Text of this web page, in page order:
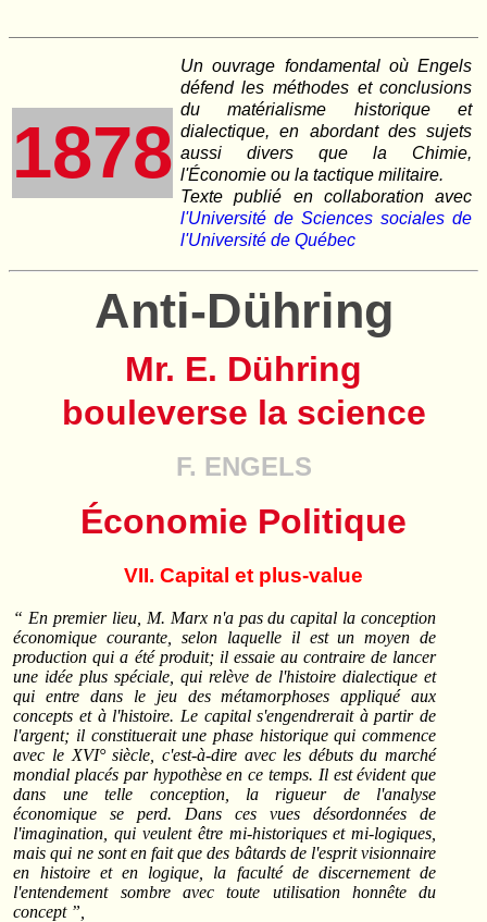
1878
Un ouvrage fondamental où Engels
défend les méthodes et conclusions
du matérialisme historique et
dialectique, en abordant des sujets
aussi divers que la Chimie,
l'Économie ou la tactique militaire.
Texte publié en collaboration avec
l'Université de Sciences sociales de
l'Université de Québec
Anti-Dühring
Mr. E. Dühring
bouleverse la science
F. ENGELS
Économie Politique
VII. Capital et plus-value
“ En premier lieu, M. Marx n'a pas du capital la conception
économique courante, selon laquelle il est un moyen de
production qui a été produit; il essaie au contraire de lancer
une idée plus spéciale, qui relève de l'histoire dialectique et
qui entre dans le jeu des métamorphoses appliqué aux
concepts et à l'histoire. Le capital s'engendrerait à partir de
l'argent; il constituerait une phase historique qui commence
avec le XVI° siècle, c'est-à-dire avec les débuts du marché
mondial placés par hypothèse en ce temps. Il est évident que
dans une telle conception, la rigueur de l'analyse
économique se perd. Dans ces vues désordonnées de
l'imagination, qui veulent être mi-historiques et mi-logiques,
mais qui ne sont en fait que des bâtards de l'esprit visionnaire
en histoire et en logique, la faculté de discernement de
l'entendement sombre avec toute utilisation honnête du
concept ”,